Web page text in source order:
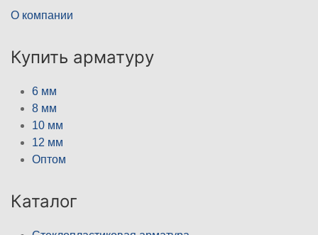
О компании
Купить арматуру
6 мм
8 мм
10 мм
12 мм
Оптом
Каталог